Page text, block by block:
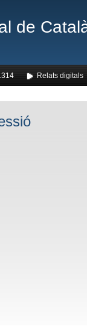
de
Relats digitals